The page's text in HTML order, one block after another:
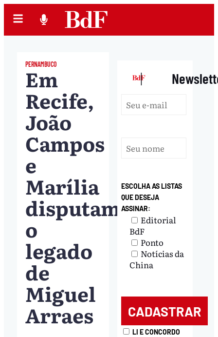
PERNAMBUCO
Em
Recife,
João
Campos
e
Marília
disputam
o
legado
de
Miguel
Arraes
|
ESCOLHA AS LISTAS
QUE DESEJA
ASSINAR:
Editorial
BdF
Ponto
Notícias da
China
LI E CONCORDO